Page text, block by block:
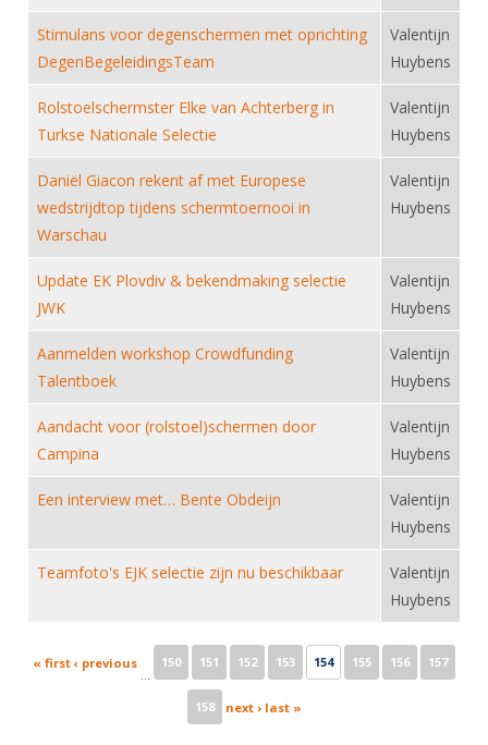
NK organiseren
Promotie en logo
Geschiedenis van het schermen
Touché
Stimulans voor degenschermen met oprichting
DegenBegeleidingsTeam
Valentijn
Huybens
Rolstoelschermster Elke van Achterberg in
Turkse Nationale Selectie
Valentijn
Huybens
Daniël Giacon rekent af met Europese
wedstrijdtop tijdens schermtoernooi in
Warschau
Valentijn
Huybens
Update EK Plovdiv & bekendmaking selectie
JWK
Valentijn
Huybens
Aanmelden workshop Crowdfunding
Talentboek
Valentijn
Huybens
Aandacht voor (rolstoel)schermen door
Campina
Valentijn
Huybens
Een interview met… Bente Obdeijn
Valentijn
Huybens
Teamfoto's EJK selectie zijn nu beschikbaar
Valentijn
Huybens
Pages
« first ‹ previous
…
150 151 152 153 154 155 156 157
158 next › last »